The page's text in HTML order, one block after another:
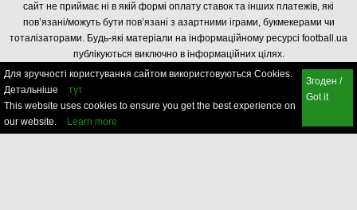
сайт не приймає ні в якій формі оплату ставок та інших платежів, які
пов’язані/можуть бути пов’язані з азартними іграми, букмекерами чи
тоталізаторами. Будь-які матеріали на інформаційному ресурсі football.ua
публікуються виключно в інформаційних цілях.
Для зручності користування сайтом використовуються Cookies.
Детальніше
тут
This website uses cookies to ensure you get the best experience on
our website.
Learn more
Згоден /
Got it